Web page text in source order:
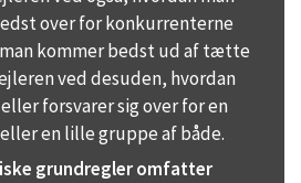
over for konkurrenterne
kommer bedst ud af tætte
ved desuden, hvordan
forsvarer sig over for en
en lille gruppe af både.
grundregler omfatter